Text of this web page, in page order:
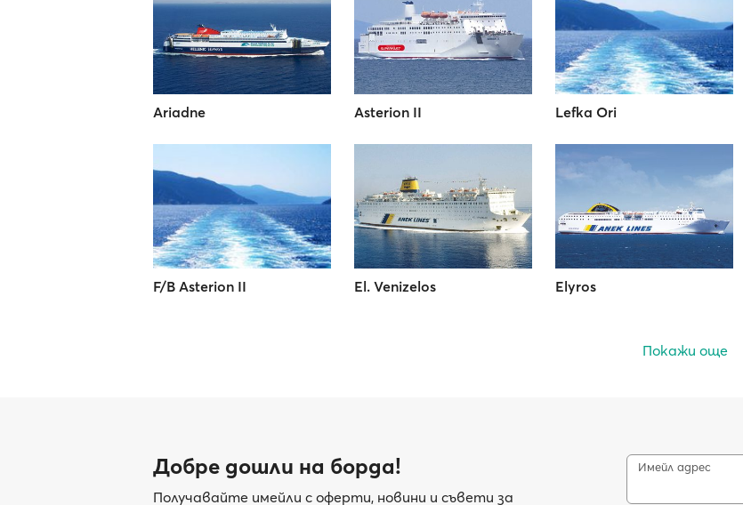
Ariadne Asterion II Lefka Ori
F/B Asterion II El. Venizelos Elyros
Покажи още
Добре дошли на борда!
Получавайте имейли с оферти, новини и съвети за
Имейл адрес